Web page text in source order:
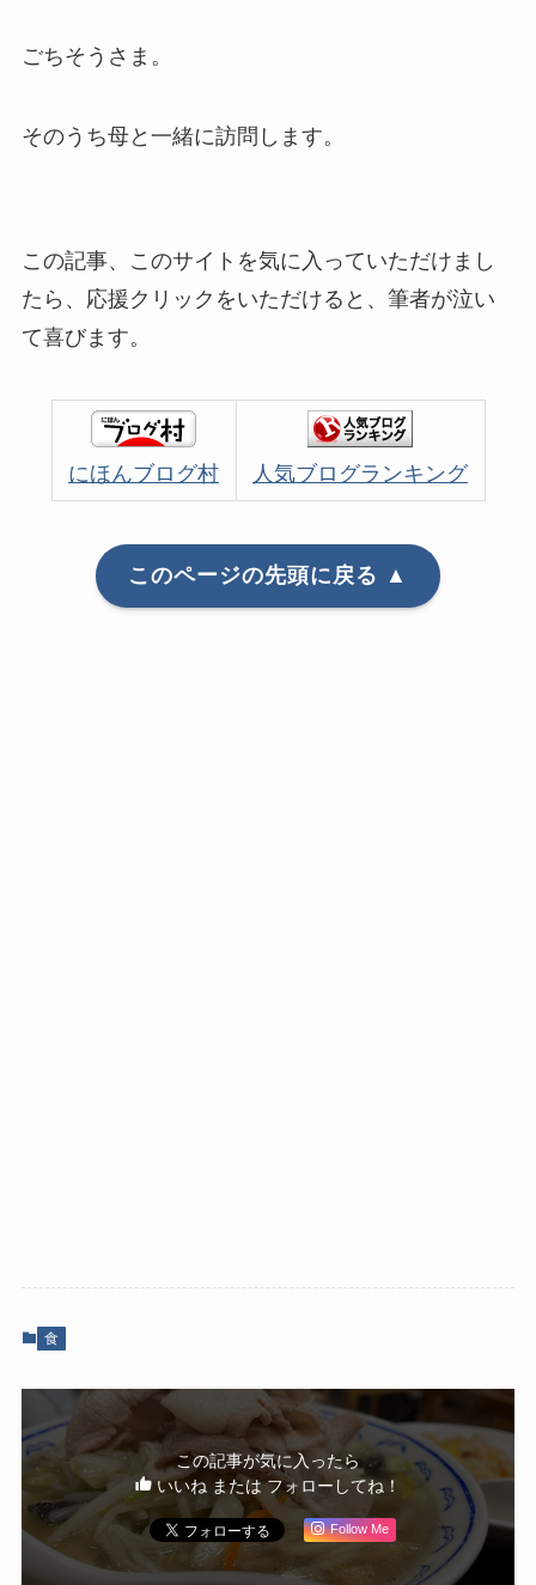
ごちそうさま。
そのうち母と一緒に訪問します。
この記事、このサイトを気に入っていただけまし
たら、応援クリックをいただけると、筆者が泣い
て喜びます。
にほんブログ村 人気ブログランキング
このページの先頭に戻る ▲
食
この記事が気に入ったら
いいね または フォローしてね！
Follow Me